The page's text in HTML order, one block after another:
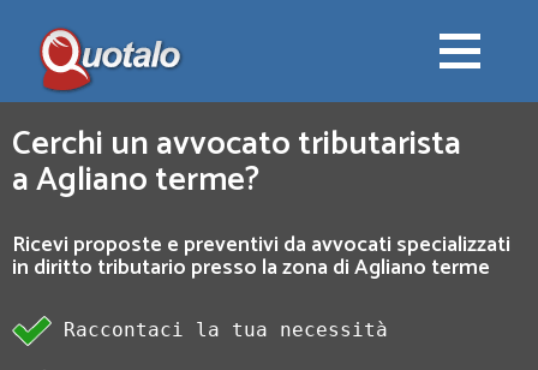
Cerchi un avvocato tributarista
a Agliano terme?
Ricevi proposte e preventivi da avvocati specializzati
in diritto tributario presso la zona di Agliano terme
Raccontaci la tua necessità